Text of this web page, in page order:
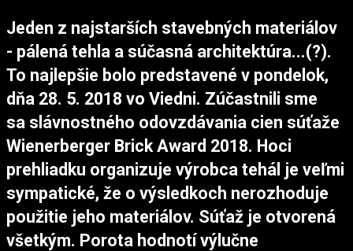
Jeden z najstarších stavebných materiálov
- pálená tehla a súčasná architektúra...(?).
To najlepšie bolo predstavené v pondelok,
dňa 28. 5. 2018 vo Viedni. Zúčastnili sme
sa slávnostného odovzdávania cien súťaže
Wienerberger Brick Award 2018. Hoci
prehliadku organizuje výrobca tehál je veľmi
sympatické, že o výsledkoch nerozhoduje
použitie jeho materiálov. Súťaž je otvorená
všetkým. Porota hodnotí výlučne